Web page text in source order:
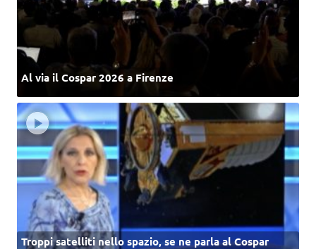
Al via il Cospar 2026 a Firenze
Troppi satelliti nello spazio, se ne parla al Cospar